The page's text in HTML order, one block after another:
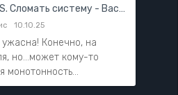
S-T-I-K-S. Сломать систему - Василий Мушинский
10.10.25
ужасна! Конечно, на
но...может кому-то
монотонность...